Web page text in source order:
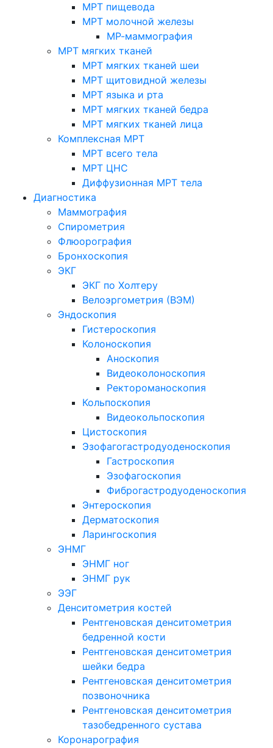
МРТ пищевода
МРТ молочной железы
МР-маммография
МРТ мягких тканей
МРТ мягких тканей шеи
МРТ щитовидной железы
МРТ языка и рта
МРТ мягких тканей бедра
МРТ мягких тканей лица
Комплексная МРТ
МРТ всего тела
МРТ ЦНС
Диффузионная МРТ тела
Диагностика
Маммография
Спирометрия
Флюорография
Бронхоскопия
ЭКГ
ЭКГ по Холтеру
Велоэргометрия (ВЭМ)
Эндоскопия
Гистероскопия
Колоноскопия
Аноскопия
Видеоколоноскопия
Ректороманоскопия
Кольпоскопия
Видеокольпоскопия
Цистоскопия
Эзофагогастродуоденоскопия
Гастроскопия
Эзофагоскопия
Фиброгастродуоденоскопия
Энтероскопия
Дерматоскопия
Ларингоскопия
ЭНМГ
ЭНМГ ног
ЭНМГ рук
ЭЭГ
Денситометрия костей
Рентгеновская денситометрия
бедренной кости
Рентгеновская денситометрия
шейки бедра
Рентгеновская денситометрия
позвоночника
Рентгеновская денситометрия
тазобедренного сустава
Коронарография